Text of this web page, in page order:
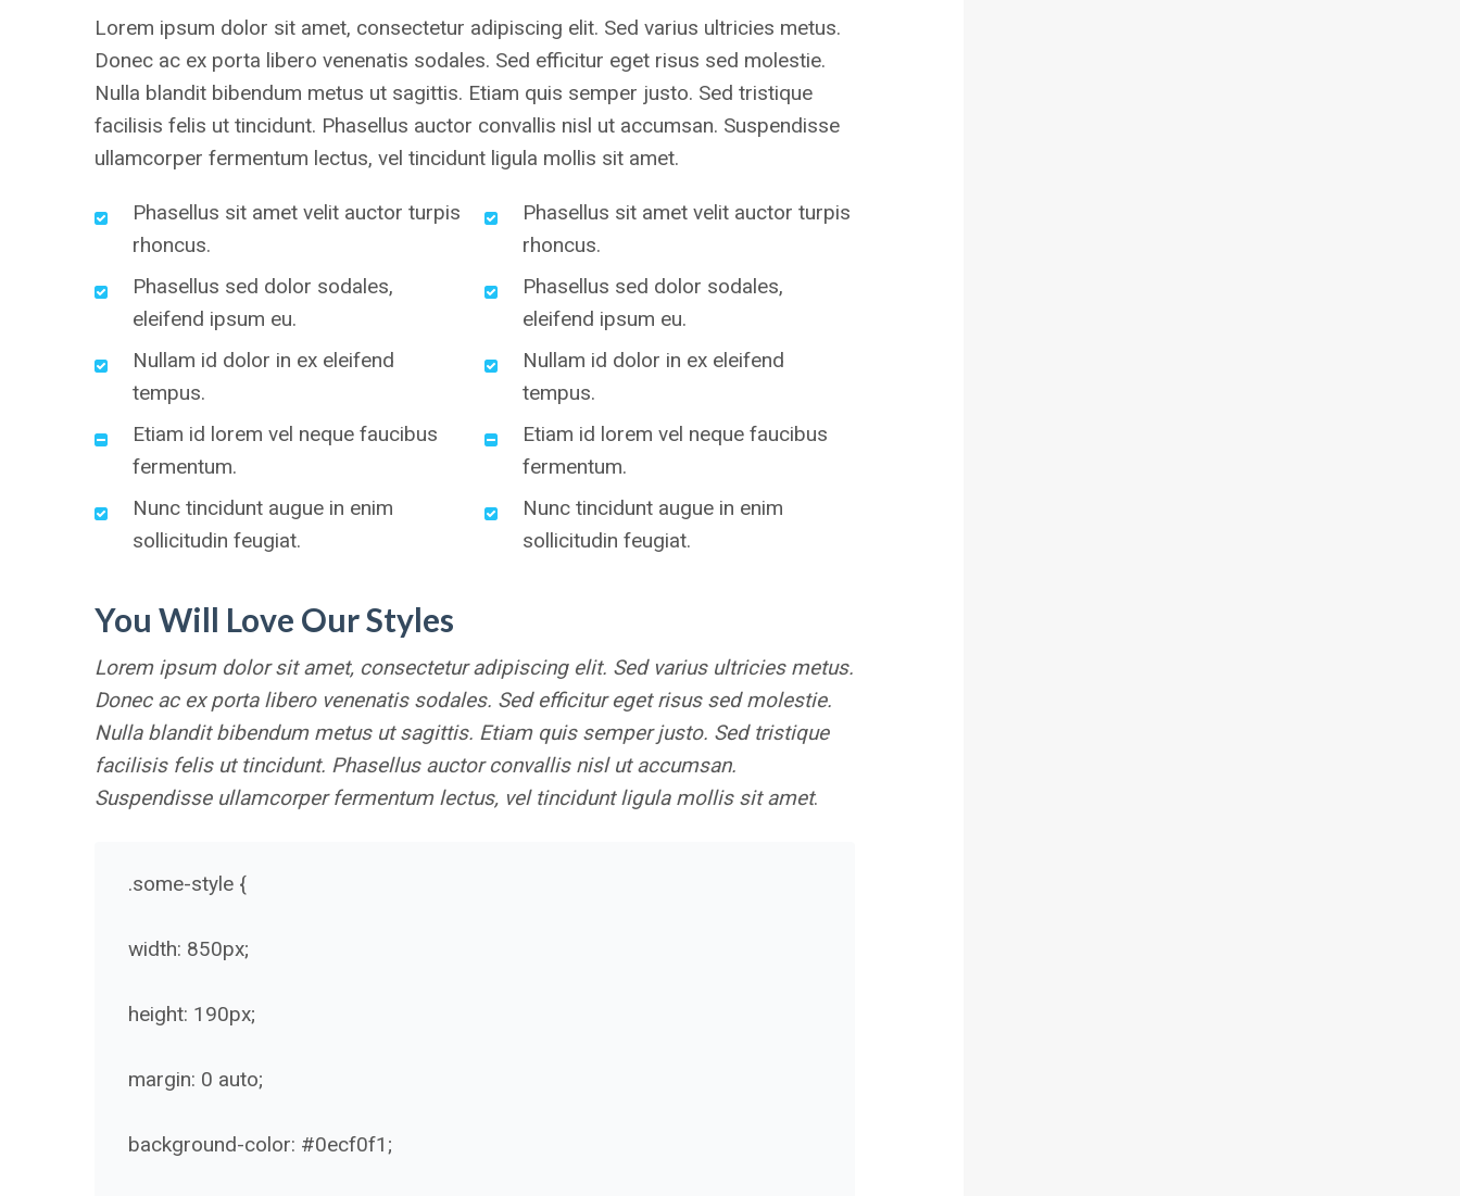
Lorem ipsum dolor sit amet, consectetur adipiscing elit. Sed varius ultricies metus.
Donec ac ex porta libero venenatis sodales. Sed efficitur eget risus sed molestie.
Nulla blandit bibendum metus ut sagittis. Etiam quis semper justo. Sed tristique
facilisis felis ut tincidunt. Phasellus auctor convallis nisl ut accumsan. Suspendisse
ullamcorper fermentum lectus, vel tincidunt ligula mollis sit amet.
Phasellus sit amet velit auctor turpis
rhoncus.
Phasellus sed dolor sodales,
eleifend ipsum eu.
Nullam id dolor in ex eleifend
tempus.
Etiam id lorem vel neque faucibus
fermentum.
Nunc tincidunt augue in enim
sollicitudin feugiat.
Phasellus sit amet velit auctor turpis
rhoncus.
Phasellus sed dolor sodales,
eleifend ipsum eu.
Nullam id dolor in ex eleifend
tempus.
Etiam id lorem vel neque faucibus
fermentum.
Nunc tincidunt augue in enim
sollicitudin feugiat.
You Will Love Our Styles
Lorem ipsum dolor sit amet, consectetur adipiscing elit. Sed varius ultricies metus.
Donec ac ex porta libero venenatis sodales. Sed efficitur eget risus sed molestie.
Nulla blandit bibendum metus ut sagittis. Etiam quis semper justo. Sed tristique
facilisis felis ut tincidunt. Phasellus auctor convallis nisl ut accumsan.
Suspendisse ullamcorper fermentum lectus, vel tincidunt ligula mollis sit amet.
.some-style {
width: 850px;
height: 190px;
margin: 0 auto;
background-color: #0ecf0f1;